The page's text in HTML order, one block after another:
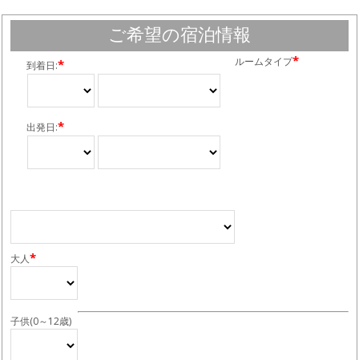
ご希望の宿泊情報
到着日:*
出発日:*
ルームタイプ*
大人*
子供(0～12歳)